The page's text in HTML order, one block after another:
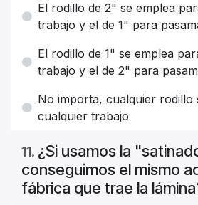
El rodillo de 2" se emplea
trabajo y el de 1" para
El rodillo de 1" se emplea
trabajo y el de 2" para
No importa, cualquier rodillo
cualquier trabajo
11. ¿Si usamos la
conseguimos el mismo
fábrica que trae la